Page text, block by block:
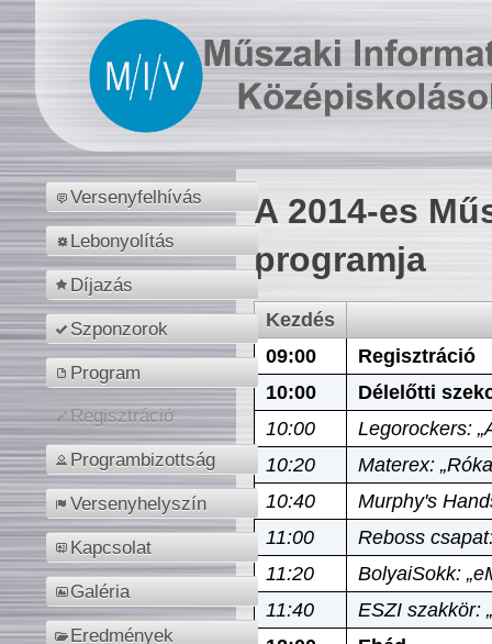
Versenyfelhívás
Lebonyolítás
Díjazás
Szponzorok
Program
Regisztráció
Programbizottság
Versenyhelyszín
Kapcsolat
Galéria
Eredmények
A 2014-es
programja
Kezdés
09:00
Regisztráció
10:00
Délelőtti
10:00
Legorockers:
10:20
Materex:
10:40
Murphy's
11:00
Reboss
11:20
BolyaiSokk:
11:40
ESZI szakkör: